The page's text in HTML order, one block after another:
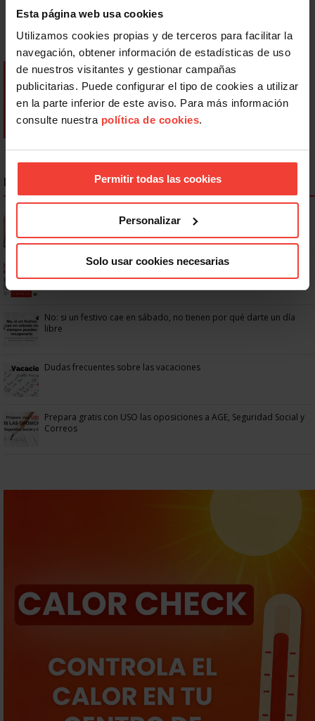
Esta página web usa cookies
Utilizamos cookies propias y de terceros para facilitar la
navegación, obtener información de estadísticas de uso
de nuestros visitantes y gestionar campañas
publicitarias. Puede configurar el tipo de cookies a utilizar
en la parte inferior de este aviso. Para más información
consulte nuestra política de cookies.
Permitir todas las cookies
Personalizar
Solo usar cookies necesarias
NOTICIAS MÁS LEÍDAS
Se actualizan las patologías para acceder a la jubilación
Ya os podéis descargar la app de USO
No: si un festivo cae en sábado, no tienen por qué darte un día
libre
Dudas frecuentes sobre las vacaciones
Prepara gratis con USO las oposiciones a AGE, Seguridad Social y
Correos